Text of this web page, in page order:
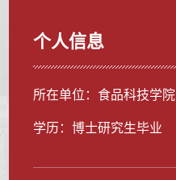
个人信息
所在单位：食品科技学院
学历：博士研究生毕业